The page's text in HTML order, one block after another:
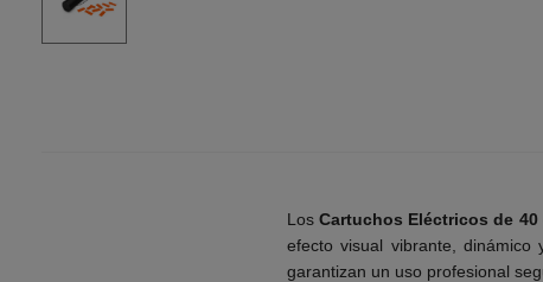
LosCartuchos Eléctricos de
efecto visual vibrante,
garantizan un uso profesional